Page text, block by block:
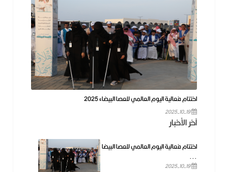
اختتام فعالية اليوم العالمي للعصا البيضاء 2025
2025-10-19
آخر الأخبار
اختتام فعالية اليوم العالمي للعصا البيضا
...
2025-10-19